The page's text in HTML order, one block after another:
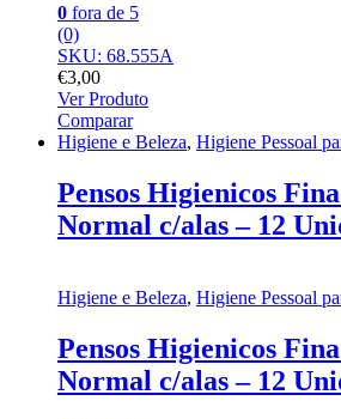
0 fora de 5
(0)
SKU: 68.555A
€3,00
Ver Produto
Comparar
Higiene e Beleza, Higiene Pessoal
Pensos Higienicos
Normal c/alas – 12
Higiene e Beleza, Higiene Pessoal
Pensos Higienicos
Normal c/alas – 12